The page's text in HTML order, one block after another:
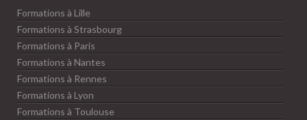
Formations à Lille
Formations à Strasbourg
Formations à Paris
Formations à Nantes
Formations à Rennes
Formations à Lyon
Formations à Toulouse